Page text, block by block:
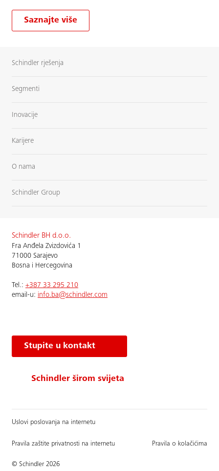
Saznajte više
Schindler rješenja
Segmenti
Inovacije
Karijere
O nama
Schindler Group
Schindler BH d.o.o.
Fra Anđela Zvizdovića 1
71000 Sarajevo
Bosna i Hercegovina
Теl.: +387 33 295 210
email-u: info.ba@schindler.com
Stupite u kontakt
Schindler širom svijeta
© Schindler 2026
Uslovi poslovanja na internetu
Pravila zaštite privatnosti na internetu Pravila o kolačićima